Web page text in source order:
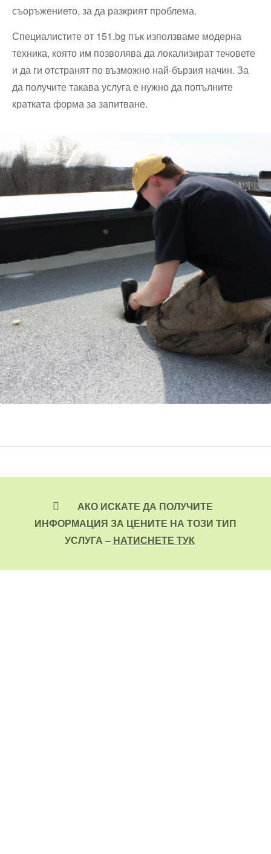
съоръжението, за да разкрият проблема.
Специалистите от 151.bg пък използваме модерна
техника, която им позволява да локализират течовете
и да ги отстранят по възможно най-бързия начин. За
да получите такава услуга е нужно да попълните
кратката форма за запитване.
АКО ИСКАТЕ ДА ПОЛУЧИТЕ
ИНФОРМАЦИЯ ЗА ЦЕНИТЕ НА ТОЗИ ТИП
УСЛУГА – НАТИСНЕТЕ ТУК